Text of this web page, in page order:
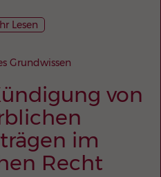
Lesen
Grundwissen
von
im
Recht